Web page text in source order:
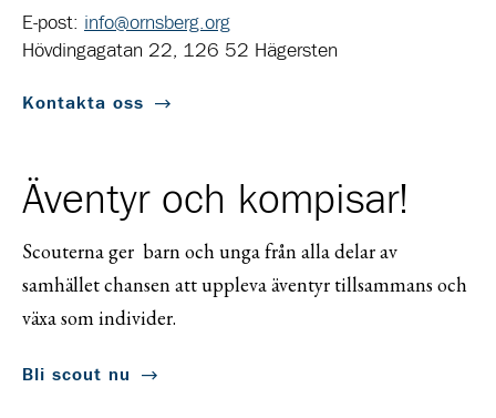
E-post: info@ornsberg.org
Hövdingagatan 22, 126 52 Hägersten
Kontakta oss
Äventyr och kompisar!
Scouterna ger barn och unga från alla delar av
samhället chansen att uppleva äventyr tillsammans och
växa som individer.
Bli scout nu